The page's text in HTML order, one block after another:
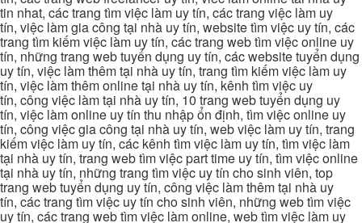
tin nhat, các trang tìm việc làm uy tín, các trang việc làm uy
tín, việc làm gia công tại nhà uy tín, website tìm việc uy tín, các
trang tìm kiếm việc làm uy tín, các trang web tìm việc online uy
tín, những trang web tuyển dụng uy tín, các website tuyển dụng
uy tín, việc làm thêm tại nhà uy tín, trang tìm kiếm việc làm uy
tín, việc làm thêm online tại nhà uy tín, kênh tìm việc uy
tín, công việc làm tại nhà uy tín, 10 trang web tuyển dụng uy
tín, việc làm online uy tín thu nhập ổn định, tìm việc online uy
tín, công việc gia công tại nhà uy tín, web việc làm uy tín, trang
kiếm việc làm uy tín, các kênh tìm việc làm uy tín, tìm việc làm
tại nhà uy tín, trang web tìm việc part time uy tín, tìm việc online
tại nhà uy tín, những trang tìm việc uy tín cho sinh viên, top
trang web tuyển dụng uy tín, công việc làm thêm tại nhà uy
tín, các trang tìm việc uy tín cho sinh viên, những web tìm việc
uy tín, các trang web tìm việc làm online, web tìm việc làm uy